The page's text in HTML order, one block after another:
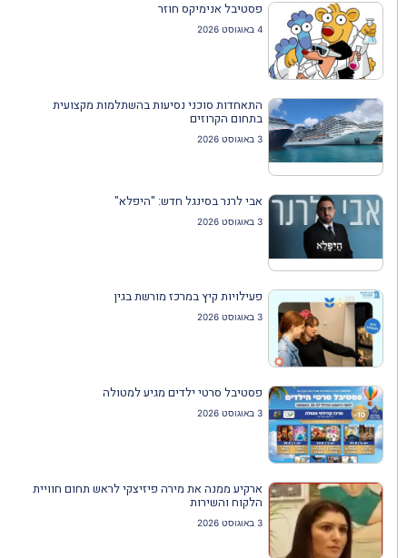
פסטיבל אנימיקס חוזר
4 באוגוסט 2026
התאחדות סוכני נסיעות בהשתלמות מקצועית
בתחום הקרוזים
3 באוגוסט 2026
אבי לרנר בסינגל חדש: "היפלא"
3 באוגוסט 2026
פעילויות קיץ במרכז מורשת בגין
3 באוגוסט 2026
פסטיבל סרטי ילדים מגיע למטולה
3 באוגוסט 2026
ארקיע ממנה את מירה פיזיצקי לראש תחום חוויית
הלקוח והשירות
3 באוגוסט 2026